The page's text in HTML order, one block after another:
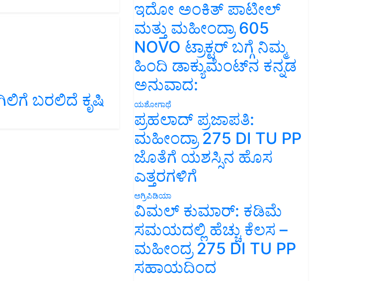
ಬರಲಿದೆ ಕೃಷಿ
ಇದೋ ಅಂಕಿತ್ ಪಾಟೀಲ್
ಮತ್ತು ಮಹೀಂದ್ರಾ 605
NOVO ಟ್ರಾಕ್ಟರ್ ಬಗ್ಗೆ ನಿಮ್ಮ
ಹಿಂದಿ ಡಾಕ್ಯುಮೆಂಟ್‌ನ ಕನ್ನಡ
ಅನುವಾದ:
ಯಶೋಗಾಥೆ
ಪ್ರಹಲಾದ್ ಪ್ರಜಾಪತಿ:
ಮಹೀಂದ್ರಾ 275 DI TU PP
ಜೊತೆಗೆ ಯಶಸ್ಸಿನ ಹೊಸ
ಎತ್ತರಗಳಿಗೆ
ಅಗ್ರಿಪಿಡಿಯಾ
ವಿಮಲ್ ಕುಮಾರ್: ಕಡಿಮೆ
ಸಮಯದಲ್ಲಿ ಹೆಚ್ಚು ಕೆಲಸ –
ಮಹೀಂದ್ರ 275 DI TU PP
ಸಹಾಯದಿಂದ